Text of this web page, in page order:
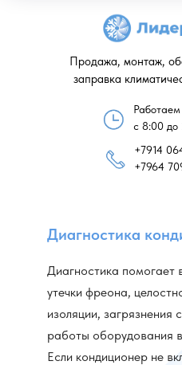
с 8:00 до
+7914
+7964
Продажа, монтаж,
заправка
Диагностика
Диагностика помогает
утечки фреона,
изоляции, загрязнения
работы оборудования
Если кондиционер не